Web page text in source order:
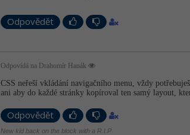
Odpovědět
Odpovídá na Drahomír Hanák
CSS neřeší vkládání navigačního menu, vždy
ani aby do každé stránky kopíroval ten samý layout,
Odpovědět
New kid back on the block with a R.I.P